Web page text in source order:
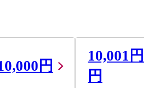
円
10,001
円